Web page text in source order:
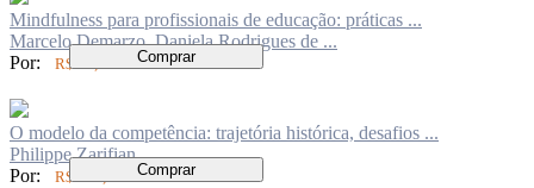
Mindfulness para profissionais de educação: práticas ...
Marcelo Demarzo, Daniela Rodrigues de ...
Por:
R$ 89,00 Comprar
O modelo da competência: trajetória histórica, desafios ...
Philippe Zarifian
Por:
R$ 110,00 Comprar